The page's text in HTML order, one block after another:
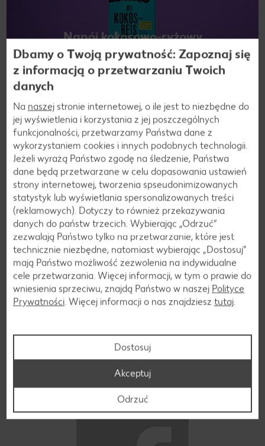
Napój kokosowo-ryżowy
Napój ryżowy BIO
Jesteśmy na Facebooku!
Dbamy o Twoją prywatność: Zapoznaj się
z informacją o przetwarzaniu Twoich
danych
Na naszej stronie internetowej, o ile jest to niezbędne do
jej wyświetlenia i korzystania z jej poszczególnych
funkcjonalności, przetwarzamy Państwa dane z
wykorzystaniem cookies i innych podobnych technologii.
Jeżeli wyrażą Państwo zgodę na śledzenie, Państwa
dane będą przetwarzane w celu dopasowania ustawień
strony internetowej, tworzenia spseudonimizowanych
statystyk lub wyświetlania spersonalizowanych treści
(reklamowych). Dotyczy to również przekazywania
danych do państw trzecich. Wybierając „Odrzuć“
zezwalają Państwo tylko na przetwarzanie, które jest
technicznie niezbędne, natomiast wybierając „Dostosuj”
mają Państwo możliwość zezwolenia na indywidualne
cele przetwarzania. Więcej informacji, w tym o prawie do
wniesienia sprzeciwu, znajdą Państwo w naszej Polityce
Prywatności. Więcej informacji o nas znajdziesz tutaj.
Dostosuj
Odrzuć
Akceptuj